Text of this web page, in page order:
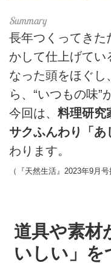
長年つくってきた
かして仕上げてい
なった頭をほぐし
ら、“いつもの味”
今回は、 料理研究
サクふんわり「あ
わります。
（『天然生活』2023年9月号
道具や素材
いしい」を